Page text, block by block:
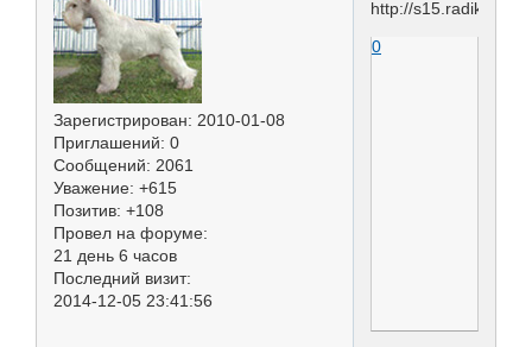
Зарегистрирован: 2010-01-08
Приглашений: 0
Сообщений: 2061
Уважение: +615
Позитив: +108
Провел на форуме:
21 день 6 часов
Последний визит:
2014-12-05 23:41:56
0